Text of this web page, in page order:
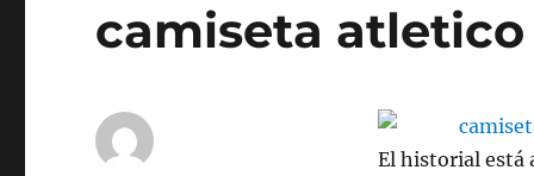
camiseta
El historial está